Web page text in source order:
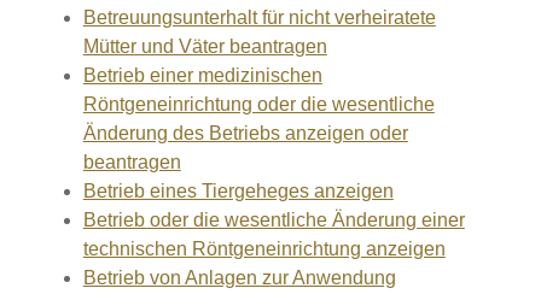
Betreuungsunterhalt für nicht verheiratete
Mütter und Väter beantragen
Betrieb einer medizinischen
Röntgeneinrichtung oder die wesentliche
Änderung des Betriebs anzeigen oder
beantragen
Betrieb eines Tiergeheges anzeigen
Betrieb oder die wesentliche Änderung einer
technischen Röntgeneinrichtung anzeigen
Betrieb von Anlagen zur Anwendung